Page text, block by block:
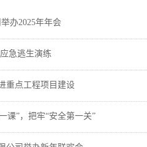
办2025年年会
急逃生演练
重点工程项目建设
课”，把牢“安全第一关”